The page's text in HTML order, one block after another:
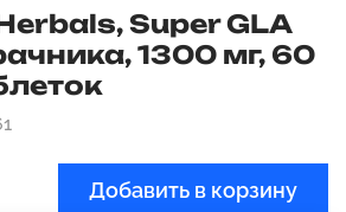
Super GLA
1300 мг, 60
Добавить в корзину